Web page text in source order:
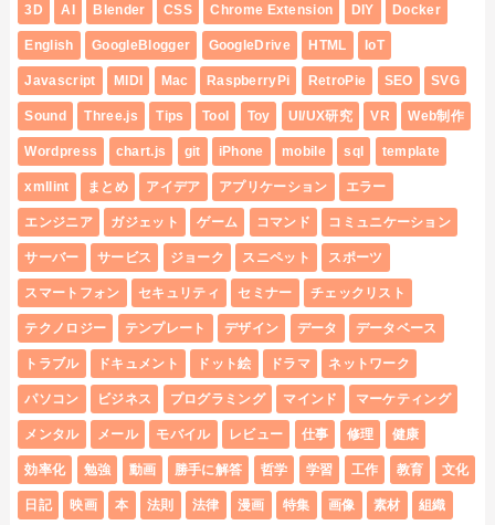
3D AI Blender CSS Chrome Extension DIY Docker
English GoogleBlogger GoogleDrive HTML IoT
Javascript MIDI Mac RaspberryPi RetroPie SEO SVG
Sound Three.js Tips Tool Toy UI/UX研究 VR Web制作
Wordpress chart.js git iPhone mobile sql template
xmllint まとめ アイデア アプリケーション エラー
エンジニア ガジェット ゲーム コマンド コミュニケーション
サーバー サービス ジョーク スニペット スポーツ
スマートフォン セキュリティ セミナー チェックリスト
テクノロジー テンプレート デザイン データ データベース
トラブル ドキュメント ドット絵 ドラマ ネットワーク
パソコン ビジネス プログラミング マインド マーケティング
メンタル メール モバイル レビュー 仕事 修理 健康
効率化 勉強 動画 勝手に解答 哲学 学習 工作 教育 文化
日記 映画 本 法則 法律 漫画 特集 画像 素材 組織